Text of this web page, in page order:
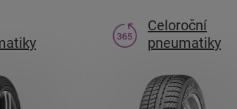
Celoroční
pneumatiky